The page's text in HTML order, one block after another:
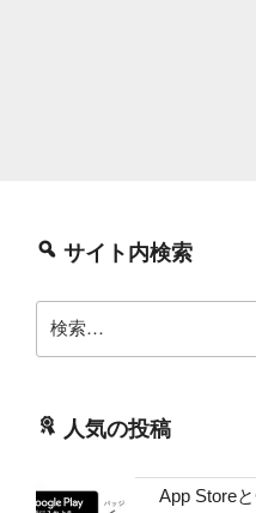
サイト内検索
索:
人気の投稿
App Store